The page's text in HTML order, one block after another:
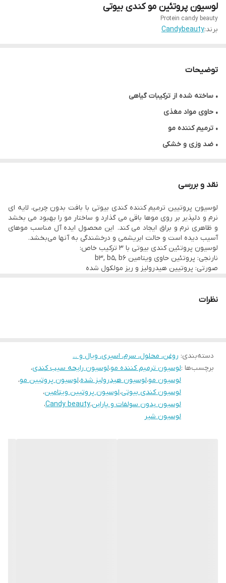
لوسیون پروتئین مو کندی بیوتی
Protein candy beauty
برند:Candybeauty
توضیحات
• ساخته شده از ترکیبات گیاهی
• حاوی مواد مغذی
• ترمیم کننده مو
• ضد وزی و خشکی
• حجم ۳۰۰ میلی لیتر
* قیمت هر لوسیون ۴۰۰ هزار تومان است.
نقد و بررسی
لوسیون پروتیین ترمیم کننده کندی بیوتی با بافت بدون چربی، لایه ای
نرم و دلپذیر بر روی موها باقی می گذارد و ساختار مو را بهبود می بخشد
و ظاهری نرم و براق ایجاد می کند. این محصول ایده آل مناسب موهای
آسیب دیده است و حالت ابریشمی و درخشندگی به آنها می‌بخشد.
لوسیون پروتئین کندی بیوتی با ۳ ترکیب خاص:
نارنجی: پروتئین حاوی ویتامین b3, b5, b6
صورتی: پروتیین هیدرولیز و ریز مولکول شده
۰۹۱۹۶۷۸۰۷۲۹ و ۰۹۳۷۹۱۹۰۷۱۵
نظرات
دسته‌بندی: روغن، محلول، سرم، اسپری، ویال و ...
برچسب‌ها :لوسیون ترمیم کننده مو،لوسیون رایحه سیب کندی،
لوسیون مو،لوسیون هیدرولیز شده،لوسیون پروتیین مو،
لوسیون کندی بیوتی،لوسیون پروتیین ویتامین،
لوسیون بدون سولفات و پارابن،Candy beauty،
لوسیون شیر